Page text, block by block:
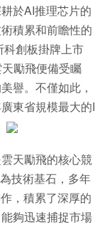
於AI推理芯片的
積累和前瞻性的
創板掛牌上市
勵飛便備受矚
譽。不僅如此，
東省規模最大的I
天勵飛的核心競
技術基石，多年
，積累了深厚的
夠迅速捕捉市場